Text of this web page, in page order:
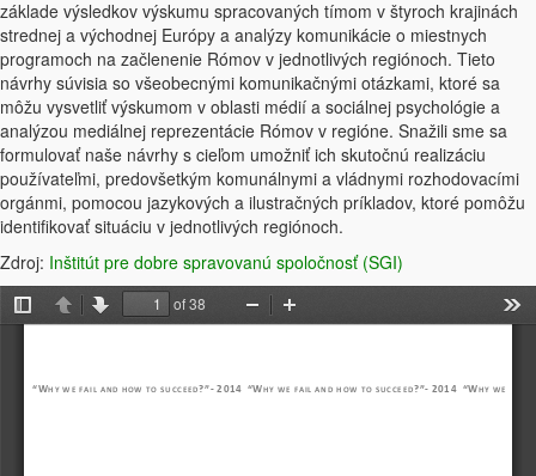
základe výsledkov výskumu spracovaných tímom v štyroch krajinách
strednej a východnej Európy a analýzy komunikácie o miestnych
programoch na začlenenie Rómov v jednotlivých regiónoch. Tieto
návrhy súvisia so všeobecnými komunikačnými otázkami, ktoré sa
môžu vysvetliť výskumom v oblasti médií a sociálnej psychológie a
analýzou mediálnej reprezentácie Rómov v regióne. Snažili sme sa
formulovať naše návrhy s cieľom umožniť ich skutočnú realizáciu
používateľmi, predovšetkým komunálnymi a vládnymi rozhodovacími
orgánmi, pomocou jazykových a ilustračných príkladov, ktoré pomôžu
identifikovať situáciu v jednotlivých regiónoch.
Zdroj: Inštitút pre dobre spravovanú spoločnosť (SGI)
TogglePrevious
Next
of 38
ZoomZoom
“WH Y   W E   F A I L   A N D   H O W   TO   S U C C E E D ?”- 2 014 “WH Y   W E   F A I L   A N D   H O W   TO   S U C C E E D ?”- 2 014 “WH Y   W E